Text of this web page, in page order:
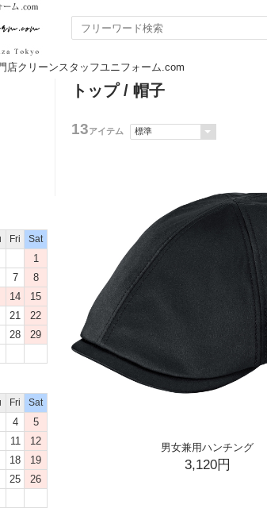
店クリーンスタッフユニフォーム.com
Fri Sat
1
7
8
14
15
21
22
28
29
Fri Sat
4
5
11
12
18
19
25
26
トップ/ 帽子
13アイテム
男女兼用ハンチング
3,120円